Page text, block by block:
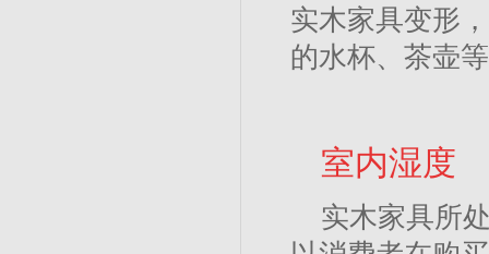
实木家具变形
的水杯、茶壶
室内湿度
实木家具所